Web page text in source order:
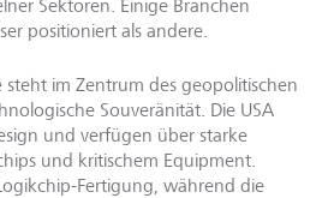
Sektoren. Einige Branchen
positioniert als andere.
steht im Zentrum des geopolitischen
Souveränität. Die USA
und verfügen über starke
und kritischem Equipment.
Fertigung, während die